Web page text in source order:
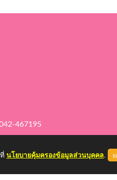
467195
นโยบายคุ้มครองข้อมูลส่วนบุคคล.